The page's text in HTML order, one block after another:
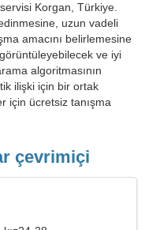
Korgan, Türkiye.
uzun vadeli
amacını belirlemesine
ve iyi
algoritmasının
ilişki için bir ortak
için ücretsiz tanışma
çevrimiçi